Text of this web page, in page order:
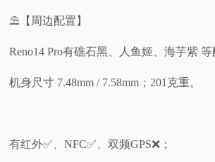
⛱️【周边配置】
Reno14 Pro有礁石黑、人鱼姬、海芋紫 等
机身尺寸 7.48mm / 7.58mm；201克重。
有红外✅️、NFC✅️、双频GPS❌️；